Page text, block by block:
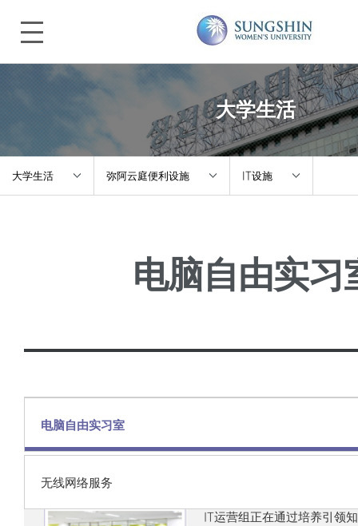
大学生活
大学生活 弥阿云庭便利设施
滞留指南
弥阿云庭便利设施
残疾学生支援中心
IT设施
福利便利设施
IT设施
中心
电脑自由实习
电脑自由实习室
无线网络服务
IT运营组正在通过培养引领